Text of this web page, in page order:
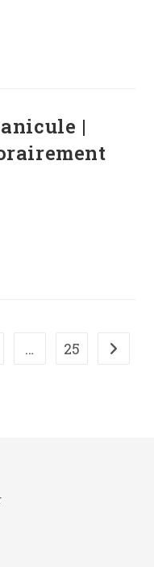
|
… 25 Aller à